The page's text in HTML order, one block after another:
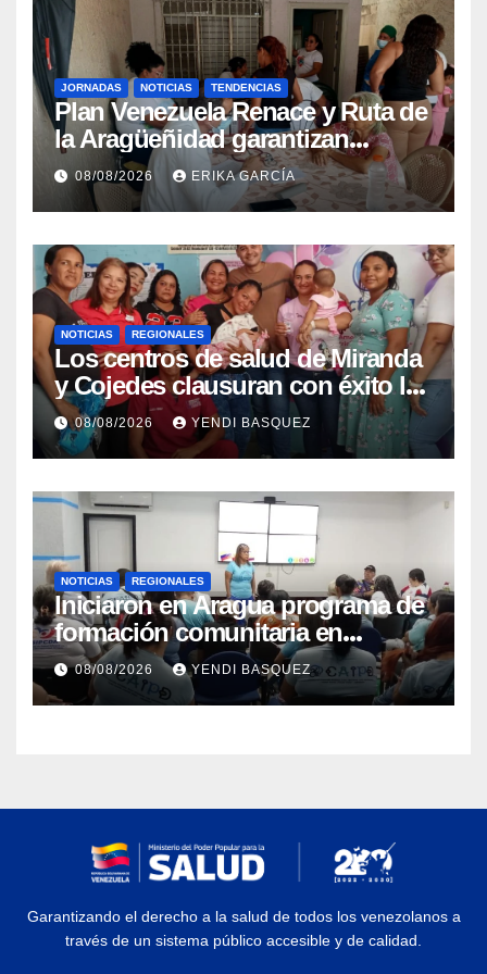
JORNADAS NOTICIAS TENDENCIAS
Plan Venezuela Renace y Ruta de
la Aragüeñidad garantizan
atención médica integral en
Aragua
08/08/2026 ERIKA GARCÍA
NOTICIAS REGIONALES
Los centros de salud de Miranda
y Cojedes clausuran con éxito la
Semana Mundial de la Lactancia
Materna
08/08/2026 YENDI BASQUEZ
NOTICIAS REGIONALES
Iniciaron en Aragua programa de
formación comunitaria en
atención a personas con
discapacidad
08/08/2026 YENDI BASQUEZ
Garantizando el derecho a la salud de todos los venezolanos a
través de un sistema público accesible y de calidad.